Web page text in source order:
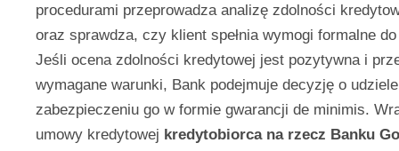
procedurami przeprowadza analizę zdolności
oraz sprawdza, czy klient spełnia wymogi formalne
Jeśli ocena zdolności kredytowej jest pozytywna i
wymagane warunki, Bank podejmuje decyzję o
zabezpieczeniu go w formie gwarancji de minimis.
umowy kredytowej kredytobiorca na rzecz Banku